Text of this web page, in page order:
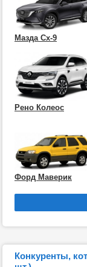
Мазда Сх-9
Рено Колеос
Форд Маверик
Конкуренты,